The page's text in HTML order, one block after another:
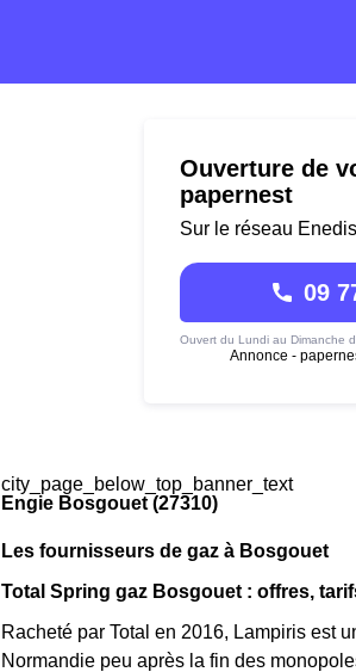
Ouverture de
papernest
Sur le réseau
09
Ouvert du Lundi au Dimanche
Annonce -
city_page_below_top_banner_text
Engie Bosgouet (27310)
Les fournisseurs de gaz à Bosgouet
Total Spring gaz Bosgouet : offres,
Racheté par Total en 2016, Lampiris est
Normandie peu après la fin des